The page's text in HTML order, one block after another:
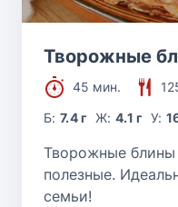
Творожные
45 мин.
Б:7.4 г Ж: 4.1 г У:
Творожные
полезные.
семьи!